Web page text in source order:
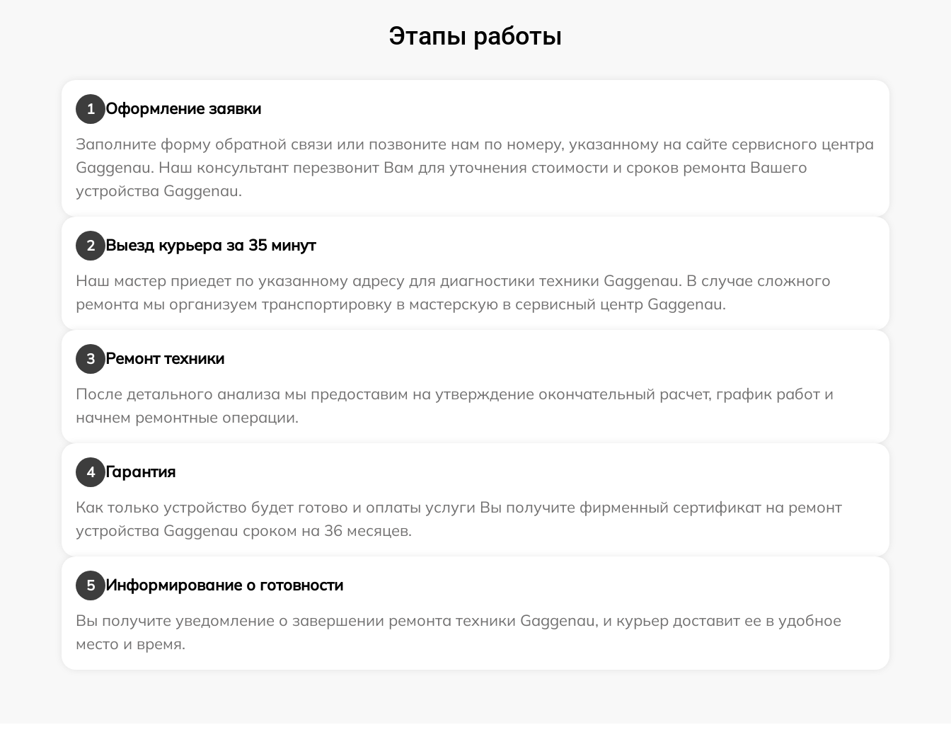
Этапы работы
1
Оформление заявки
Заполните форму обратной связи или позвоните нам по номеру, указанному на сайте сервисного центра
Gaggenau. Наш консультант перезвонит Вам для уточнения стоимости и сроков ремонта Вашего
устройства Gaggenau.
2
Выезд курьера за 35 минут
Наш мастер приедет по указанному адресу для диагностики техники Gaggenau. В случае сложного
ремонта мы организуем транспортировку в мастерскую в сервисный центр Gaggenau.
3
Ремонт техники
После детального анализа мы предоставим на утверждение окончательный расчет, график работ и
начнем ремонтные операции.
4
Гарантия
Как только устройство будет готово и оплаты услуги Вы получите фирменный сертификат на ремонт
устройства Gaggenau сроком на 36 месяцев.
5
Информирование о готовности
Вы получите уведомление о завершении ремонта техники Gaggenau, и курьер доставит ее в удобное
место и время.